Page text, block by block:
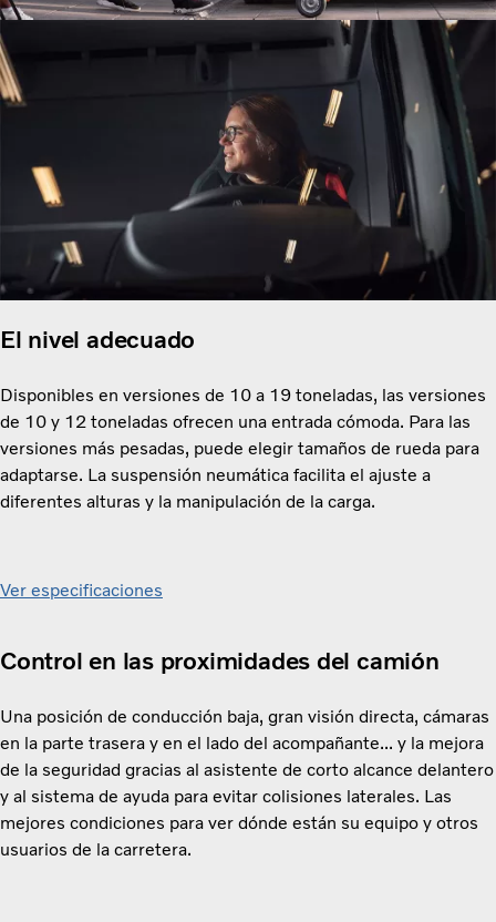
El nivel adecuado
Disponibles en versiones de 10 a 19 toneladas, las versiones
de 10 y 12 toneladas ofrecen una entrada cómoda. Para las
versiones más pesadas, puede elegir tamaños de rueda para
adaptarse. La suspensión neumática facilita el ajuste a
diferentes alturas y la manipulación de la carga.
Ver especificaciones
Control en las proximidades del camión
Una posición de conducción baja, gran visión directa, cámaras
en la parte trasera y en el lado del acompañante... y la mejora
de la seguridad gracias al asistente de corto alcance delantero
y al sistema de ayuda para evitar colisiones laterales. Las
mejores condiciones para ver dónde están su equipo y otros
usuarios de la carretera.